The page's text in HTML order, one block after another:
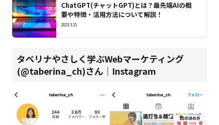
ChatGPT(チャットGPT)とは？最先端AIの概
要や特徴・活用方法について解説！
2023.3.15
タベリナやさしく学ぶWebマーケティング
(@taberina_ch)さん｜Instagram